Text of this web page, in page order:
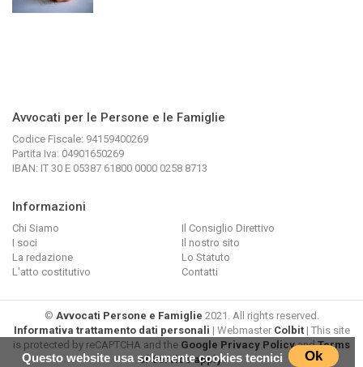
Avvocati per le Persone e le Famiglie
Codice Fiscale: 94159400269
Partita Iva: 04901650269
IBAN: IT 30 E 05387 61800 0000 0258 8713
Informazioni
Chi Siamo
Il Consiglio Direttivo
I soci
Il nostro sito
La redazione
Lo Statuto
L'atto costitutivo
Contatti
© Avvocati Persone e Famiglie 2021. All rights reserved.
Informativa trattamento dati personali | Webmaster Colbit| This site
is protected by reCAPTCHA and the Google Privacy PolicyandTerms
of Service apply. Ok
Questo website usa solamente cookies tecnici